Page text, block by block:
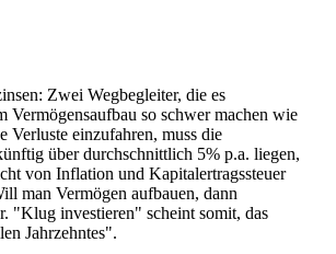
Zwei Wegbegleiter, die es
Vermögensaufbau so schwer machen wie
Verluste einzufahren, muss die
über durchschnittlich 5% p.a. liegen,
von Inflation und Kapitalertragssteuer
man Vermögen aufbauen, dann
"Klug investieren" scheint somit, das
Jahrzehntes".